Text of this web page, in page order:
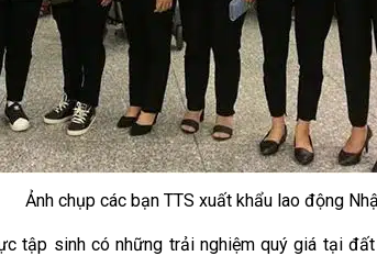
Ảnh chụp các bạn TTS xuất khẩu lao động
tập sinh có những trải nghiệm quý giá tại